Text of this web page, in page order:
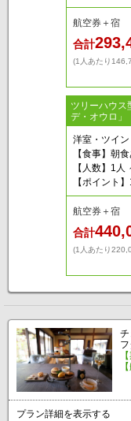
航空券＋宿
合計
(1人あたり
ツリーハウス
デ・オウロ」
洋室・ツイ
【食事】朝
【人数】1人
【ポイント
航空券＋宿
合計
(1人あたり
プラン詳細を表示する